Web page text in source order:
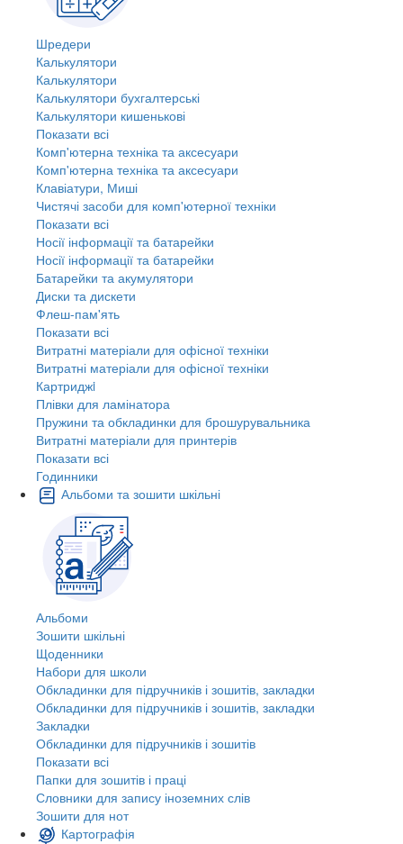
Шредери
Калькулятори
Калькулятори
Калькулятори бухгалтерські
Калькулятори кишенькові
Показати всі
Комп'ютерна техніка та аксесуари
Комп'ютерна техніка та аксесуари
Клавіатури, Миші
Чистячі засоби для комп'ютерної техніки
Показати всі
Носії інформації та батарейки
Носії інформації та батарейки
Батарейки та акумулятори
Диски та дискети
Флеш-пам'ять
Показати всі
Витратні матеріали для офісної техніки
Витратні матеріали для офісної техніки
Картриджi
Плівки для ламінатора
Пружини та обкладинки для брошурувальника
Витратні матеріали для принтерів
Показати всі
Годинники
Альбоми та зошити шкільні
Альбоми
Зошити шкільні
Щоденники
Набори для школи
Обкладинки для підручників і зошитів, закладки
Обкладинки для підручників і зошитів, закладки
Закладки
Обкладинки для підручників і зошитів
Показати всі
Папки для зошитів і праці
Словники для запису іноземних слів
Зошити для нот
Картографія